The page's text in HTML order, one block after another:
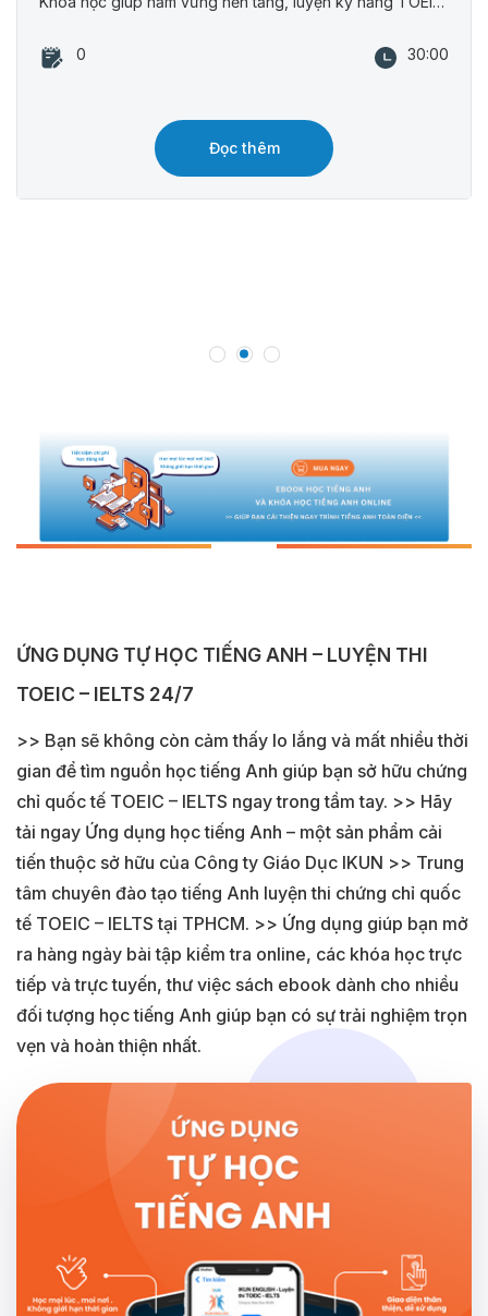
0 30:00
Đọc thêm
ỨNG DỤNG TỰ HỌC TIẾNG ANH – LUYỆN THI
TOEIC – IELTS 24/7
>> Bạn sẽ không còn cảm thấy lo lắng và mất nhiều thời
gian để tìm nguồn học tiếng Anh giúp bạn sở hữu chứng
chỉ quốc tế TOEIC – IELTS ngay trong tầm tay. >> Hãy
tải ngay Ứng dụng học tiếng Anh – một sản phẩm cải
tiến thuộc sở hữu của Công ty Giáo Dục IKUN >> Trung
tâm chuyên đào tạo tiếng Anh luyện thi chứng chỉ quốc
tế TOEIC – IELTS tại TPHCM. >> Ứng dụng giúp bạn mở
ra hàng ngày bài tập kiểm tra online, các khóa học trực
tiếp và trực tuyến, thư việc sách ebook dành cho nhiều
đối tượng học tiếng Anh giúp bạn có sự trải nghiệm trọn
vẹn và hoàn thiện nhất.